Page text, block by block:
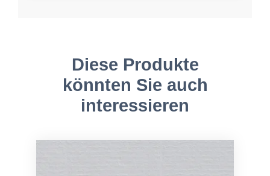
Diese Produkte
könnten Sie auch
interessieren